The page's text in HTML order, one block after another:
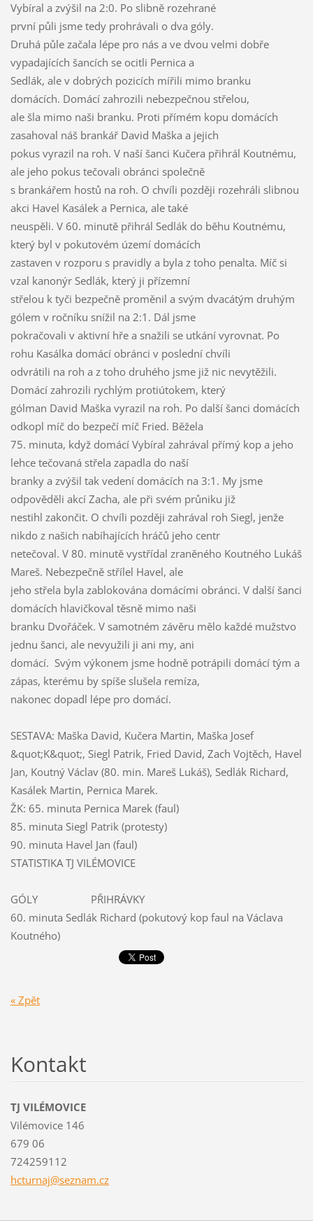
Vybíral a zvýšil na 2:0. Po slibně rozehrané
první půli jsme tedy prohrávali o dva góly.
Druhá půle začala lépe pro nás a ve dvou velmi dobře
vypadajících šancích se ocitli Pernica a
Sedlák, ale v dobrých pozicích mířili mimo branku
domácích. Domácí zahrozili nebezpečnou střelou,
ale šla mimo naši branku. Proti přímém kopu domácích
zasahoval náš brankář David Maška a jejich
pokus vyrazil na roh. V naší šanci Kučera přihrál Koutnému,
ale jeho pokus tečovali obránci společně
s brankářem hostů na roh. O chvíli později rozehráli slibnou
akci Havel Kasálek a Pernica, ale také
neuspěli. V 60. minutě přihrál Sedlák do běhu Koutnému,
který byl v pokutovém území domácích
zastaven v rozporu s pravidly a byla z toho penalta. Míč si
vzal kanonýr Sedlák, který ji přízemní
střelou k tyči bezpečně proměnil a svým dvacátým druhým
gólem v ročníku snížil na 2:1. Dál jsme
pokračovali v aktivní hře a snažili se utkání vyrovnat. Po
rohu Kasálka domácí obránci v poslední chvíli
odvrátili na roh a z toho druhého jsme již nic nevytěžili.
Domácí zahrozili rychlým protiútokem, který
gólman David Maška vyrazil na roh. Po další šanci domácích
odkopl míč do bezpečí míč Fried. Běžela
75. minuta, když domácí Vybíral zahrával přímý kop a jeho
lehce tečovaná střela zapadla do naší
branky a zvýšil tak vedení domácích na 3:1. My jsme
odpověděli akcí Zacha, ale při svém průniku již
nestihl zakončit. O chvíli později zahrával roh Siegl, jenže
nikdo z našich nabíhajících hráčů jeho centr
netečoval. V 80. minutě vystřídal zraněného Koutného Lukáš
Mareš. Nebezpečně střílel Havel, ale
jeho střela byla zablokována domácími obránci. V další šanci
domácích hlavičkoval těsně mimo naši
branku Dvořáček. V samotném závěru mělo každé mužstvo
jednu šanci, ale nevyužili ji ani my, ani
domácí. Svým výkonem jsme hodně potrápili domácí tým a
zápas, kterému by spíše slušela remíza,
nakonec dopadl lépe pro domácí.
SESTAVA: Maška David, Kučera Martin, Maška Josef
&quot;K&quot;, Siegl Patrik, Fried David, Zach Vojtěch, Havel
Jan, Koutný Václav (80. min. Mareš Lukáš), Sedlák Richard,
Kasálek Martin, Pernica Marek.
ŽK: 65. minuta Pernica Marek (faul)
85. minuta Siegl Patrik (protesty)
90. minuta Havel Jan (faul)
STATISTIKA TJ VILÉMOVICE
GÓLY PŘIHRÁVKY
60. minuta Sedlák Richard (pokutový kop faul na Václava
Koutného)
« Zpět
Kontakt
TJ VILÉMOVICE
Vilémovice 146
679 06
724259112
hcturnaj@seznam.cz